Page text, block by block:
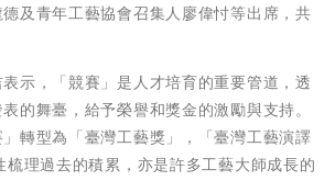
及青年工藝協會召集人廖偉忖等出席，共
示，「競賽」是人才培育的重要管道，透
的舞臺，給予榮譽和獎金的激勵與支持。
轉型為「臺灣工藝獎」，「臺灣工藝演譯
理過去的積累，亦是許多工藝大師成長的